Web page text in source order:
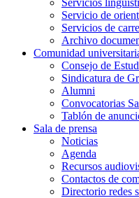
Servicio de
Servicios de
Archivo
Comunidad
Consejo de
Sindicatura de
Alumni
Convocatorias
Tablón de
Sala de prensa
Noticias
Agenda
Recursos
Contactos de
Directorio redes